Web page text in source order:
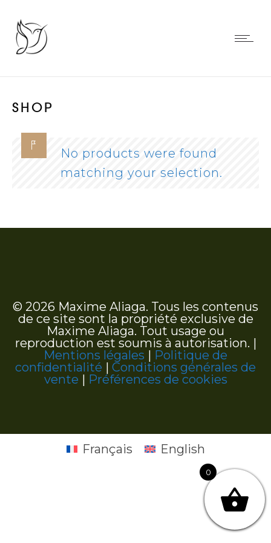
SHOP
No products were found
matching your selection.
© 2026 Maxime Aliaga. Tous les contenus
de ce site sont la propriété exclusive de
Maxime Aliaga. Tout usage ou
reproduction est soumis à autorisation. |
Mentions légales | Politique de
confidentialité | Conditions générales de
vente | Préférences de cookies
0
Français English